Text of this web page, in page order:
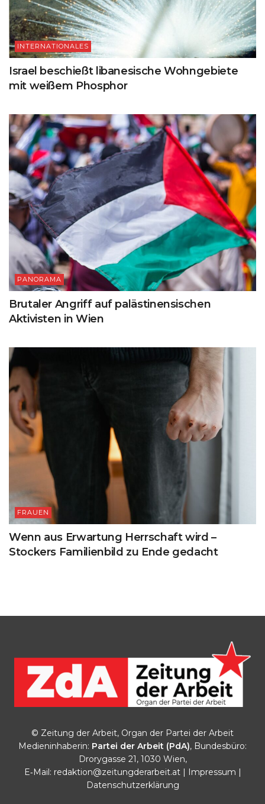
INTERNATIONALES
Israel beschießt libanesische Wohngebiete
mit weißem Phosphor
PANORAMA
Brutaler Angriff auf palästinensischen
Aktivisten in Wien
FRAUEN
Wenn aus Erwartung Herrschaft wird –
Stockers Familienbild zu Ende gedacht
© Zeitung der Arbeit, Organ der Partei der Arbeit
Medieninhaberin: Partei der Arbeit (PdA), Bundesbüro:
Drorygasse 21, 1030 Wien,
E‑Mail: redaktion@zeitungderarbeit.at| Impressum |
Datenschutzerklärung